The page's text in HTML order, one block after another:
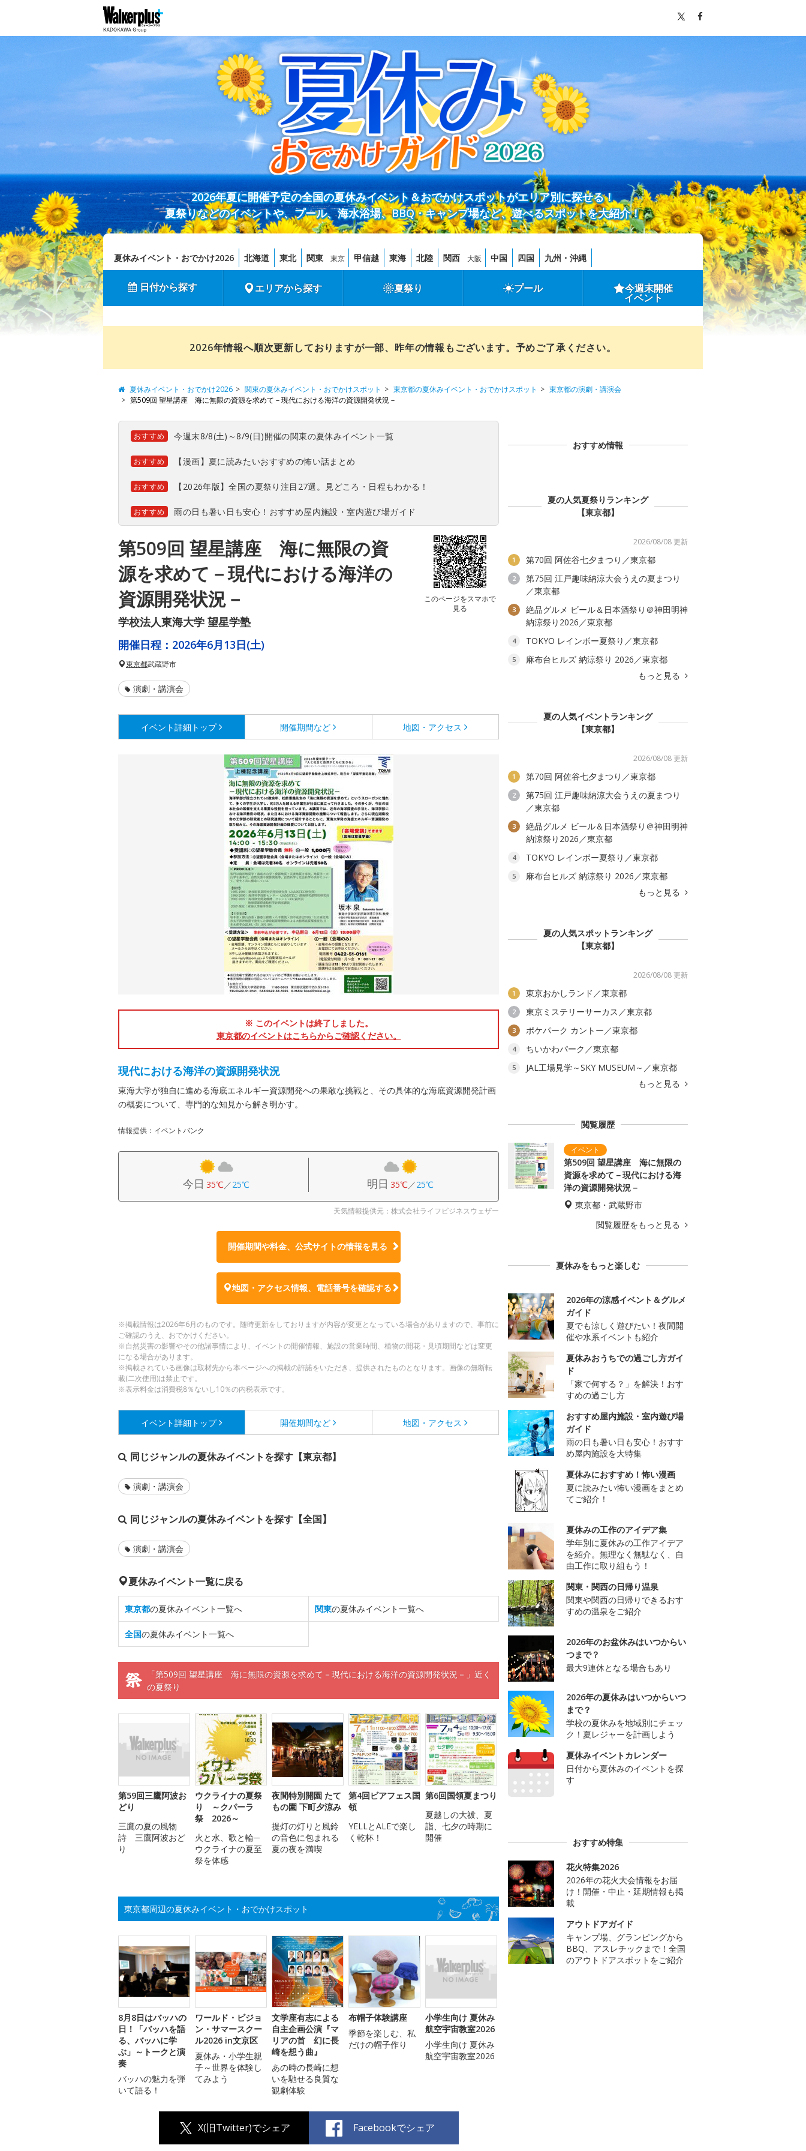
2026年夏に開催予定の全国の夏休みイベント＆おでかけスポットがエリア別に探せる！
夏祭りなどのイベントや、プール、海水浴場、BBQ・キャンプ場など、遊べるスポットを大紹介！
夏休みイベント・おでかけ2026 北海道 東北 関東 東京 甲信越 東海 北陸 関西 大阪 中国 四国 九州・沖縄
日付から探す エリアから探す 夏祭り プール 今週末開催
イベント
2026年情報へ順次更新しておりますが一部、昨年の情報もございます。予めご了承ください。
夏休みイベント・おでかけ2026 関東の夏休みイベント・おでかけスポット 東京都の夏休みイベント・おでかけスポット
東京都の演劇・講演会
第509回 望星講座 海に無限の資源を求めて－現代における海洋の資源開発状況－
おすすめ 今週末8/8(土)～8/9(日)開催の関東の夏休みイベント一覧
おすすめ 【漫画】夏に読みたいおすすめの怖い話まとめ
おすすめ 【2026年版】全国の夏祭り注目27選。見どころ・日程もわかる！
おすすめ 雨の日も暑い日も安心！おすすめ屋内施設・室内遊び場ガイド
第509回 望星講座 海に無限の資
源を求めて－現代における海洋の
資源開発状況－
学校法人東海大学 望星学塾
このページをスマホで
見る
開催日程： 2026年6月13日(土)
東京都武蔵野市
演劇・講演会
イベント詳細 トップ 開催期間など 地図・アクセス
※ このイベントは終了しました。
東京都のイベントはこちらからご確認ください。
現代における海洋の資源開発状況
東海大学が独自に進める海底エネルギー資源開発への果敢な挑戦と、その具体的な海底資源開発計画
の概要について、専門的な知見から解き明かす。
情報提供：イベントバンク
今日 35℃／25℃ 明日 35℃／25℃
天気情報提供元：株式会社ライフビジネスウェザー
開催期間や料金、公式サイトの情報を見る
地図・アクセス情報、電話番号を確認する
※掲載情報は2026年6月のものです。随時更新をしておりますが内容が変更となっている場合がありますので、事前に
ご確認のうえ、おでかけください。
※自然災害の影響やその他諸事情により、イベントの開催情報、施設の営業時間、植物の開花・見頃期間などは変更
になる場合があります。
※掲載されている画像は取材先から本ページへの掲載の許諾をいただき、提供されたものとなります。画像の無断転
載(二次使用)は禁止です。
※表示料金は消費税8％ないし10％の内税表示です。
イベント詳細 トップ 開催期間など 地図・アクセス
同じジャンルの夏休みイベントを探す【東京都】
演劇・講演会
同じジャンルの夏休みイベントを探す【全国】
演劇・講演会
夏休みイベント一覧に戻る
東京都の夏休みイベント一覧へ 関東の夏休みイベント一覧へ
全国の夏休みイベント一覧へ
「第509回 望星講座 海に無限の資源を求めて－現代における海洋の資源開発状況－」近く
の夏祭り
第59回三鷹阿波お
どり
三鷹の夏の風物
詩 三鷹阿波おど
り
ウクライナの夏祭
り ～クパーラ
祭 2026～
火と水、歌と輪─
ウクライナの夏至
祭を体感
夜間特別開園 たて
もの園 下町夕涼み
提灯の灯りと風鈴
の音色に包まれる
夏の夜を満喫
第4回ビアフェス国
領
YELLとALEで楽し
く乾杯！
第6回国領夏まつり
夏越しの大祓、夏
詣、七夕の時期に
開催
東京都周辺の夏休みイベント・おでかけスポット
8月8日はバッハの
日！「バッハを語
る、バッハに学
ぶ」～トークと演
奏
バッハの魅力を弾
いて語る！
ワールド・ビジョ
ン・サマースクー
ル2026 in文京区
夏休み・小学生親
子～世界を体験し
てみよう
文学座有志による
自主企画公演『マ
リアの首 幻に長
崎を想う曲』
あの時の長崎に想
いを馳せる良質な
観劇体験
布帽子体験講座
季節を楽しむ、私
だけの帽子作り
小学生向け 夏休み
航空宇宙教室2026
小学生向け 夏休み
航空宇宙教室2026
X(旧Twitter)でシェア Facebookでシェア
おすすめ情報
夏の人気夏祭りランキング
【東京都】
2026/08/08 更新
1 第70回 阿佐谷七夕まつり／東京都
2
第75回 江戸趣味納涼大会うえの夏まつり
／東京都
3
絶品グルメ ビール＆日本酒祭り＠神田明神
納涼祭り2026／東京都
4 TOKYO レインボー夏祭り／東京都
5
麻布台ヒルズ 納涼祭り 2026／東京都
もっと見る
夏の人気イベントランキング
【東京都】
2026/08/08 更新
1 第70回 阿佐谷七夕まつり／東京都
2
第75回 江戸趣味納涼大会うえの夏まつり
／東京都
3
絶品グルメ ビール＆日本酒祭り＠神田明神
納涼祭り2026／東京都
4 TOKYO レインボー夏祭り／東京都
5
麻布台ヒルズ 納涼祭り 2026／東京都
もっと見る
夏の人気スポットランキング
【東京都】
2026/08/08 更新
1 東京おかしランド／東京都
2 東京ミステリーサーカス／東京都
3 ポケパーク カントー／東京都
4 ちいかわパーク／東京都
5
JAL工場見学～SKY MUSEUM～／東京都
もっと見る
閲覧履歴
第509回 望星講座 海に無限の
資源を求めて－現代における海
洋の資源開発状況－
東京都・武蔵野市
閲覧履歴をもっと見る
夏休みをもっと楽しむ
2026年の涼感イベント＆グルメ
ガイド
夏でも涼しく遊びたい！夜間開
催や水系イベントも紹介
夏休みおうちでの過ごし方ガイ
ド
「家で何する？」を解決！おす
すめの過ごし方
おすすめ屋内施設・室内遊び場
ガイド
雨の日も暑い日も安心！おすす
め屋内施設を大特集
夏休みにおすすめ！怖い漫画
夏に読みたい怖い漫画をまとめ
てご紹介！
夏休みの工作のアイデア集
学年別に夏休みの工作アイデア
を紹介。無理なく無駄なく、自
由工作に取り組もう！
関東・関西の日帰り温泉
関東や関西の日帰りできるおす
すめの温泉をご紹介
2026年のお盆休みはいつからい
つまで？
最大9連休となる場合もあり
2026年の夏休みはいつからいつ
まで？
学校の夏休みを地域別にチェッ
ク！夏レジャーを計画しよう
夏休みイベントカレンダー
日付から夏休みのイベントを探
す
おすすめ特集
花火特集2026
2026年の花火大会情報をお届
け！開催・中止・延期情報も掲
載
アウトドアガイド
キャンプ場、グランピングから
BBQ、アスレチックまで！全国
のアウトドアスポットをご紹介